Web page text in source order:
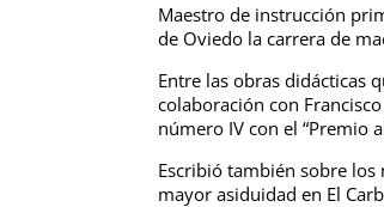
Maestro de instrucción
de Oviedo la carrera de
Entre las obras didácticas
colaboración con
número IV con el “Premio
Escribió también sobre los
mayor asiduidad en El